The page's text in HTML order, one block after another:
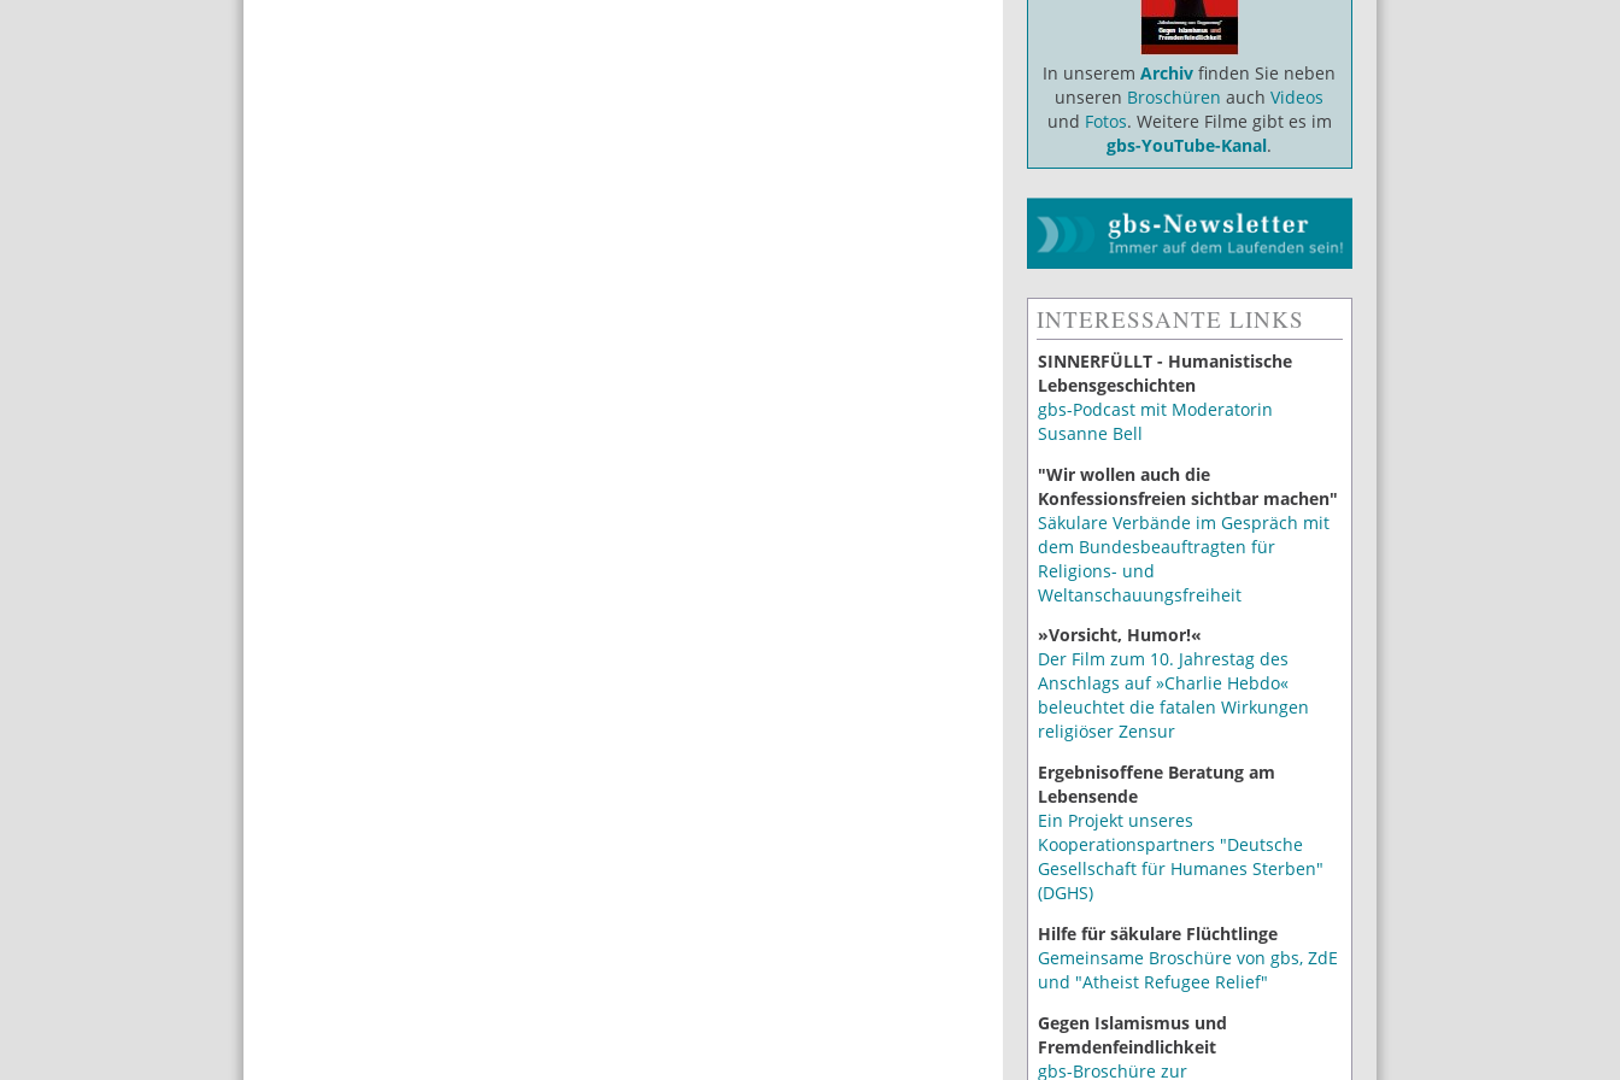
In unseremArchiv finden Sie neben
unseren Broschüren auch Videos
und Fotos. Weitere Filme gibt es im
gbs-YouTube-Kanal.
INTERESSANTE LINKS
SINNERFÜLLT - Humanistische
Lebensgeschichten
gbs-Podcast mit Moderatorin
Susanne Bell
"Wir wollen auch die
Konfessionsfreien sichtbar machen"
Säkulare Verbände im Gespräch mit
dem Bundesbeauftragten für
Religions- und
Weltanschauungsfreiheit
»Vorsicht, Humor!«
Der Film zum 10. Jahrestag des
Anschlags auf »Charlie Hebdo«
beleuchtet die fatalen Wirkungen
religiöser Zensur
Ergebnisoffene Beratung am
Lebensende
Ein Projekt unseres
Kooperationspartners "Deutsche
Gesellschaft für Humanes Sterben"
(DGHS)
Hilfe für säkulare Flüchtlinge
Gemeinsame Broschüre von gbs, ZdE
und "Atheist Refugee Relief"
Gegen Islamismus und
Fremdenfeindlichkeit
gbs-Broschüre zur